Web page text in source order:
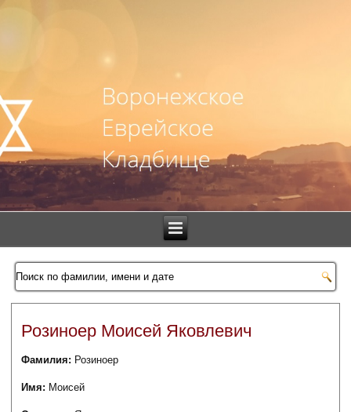
Розиноер Моисей Яковлевич
Фамилия: Розиноер
Имя: Моисей